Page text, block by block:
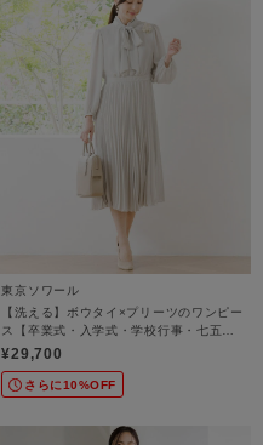
東京ソワール
【洗える】ボウタイ×プリーツのワンピー
ス【卒業式・入学式・学校行事・七五
三・結婚式】
¥29,700
さらに10%OFF